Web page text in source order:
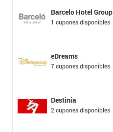
Barcelo Hotel Group
1 cupones disponibles
eDreams
7 cupones disponibles
Destinia
2 cupones disponibles